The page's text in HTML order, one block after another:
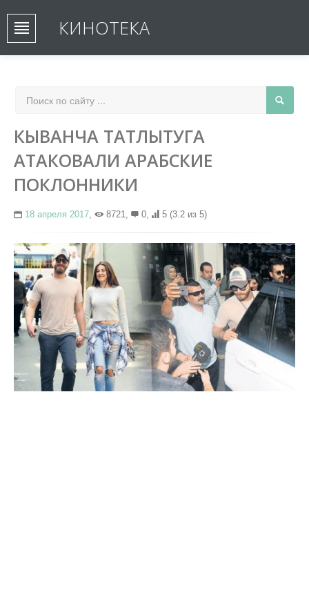
КИНОТЕКА
КЫВАНЧА ТАТЛЫТУГА
АТАКОВАЛИ АРАБСКИЕ
ПОКЛОННИКИ
18 апреля 2017, 8721, 0, 5 (3.2 из 5)